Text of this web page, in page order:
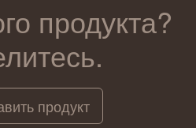
продукта?
продукт